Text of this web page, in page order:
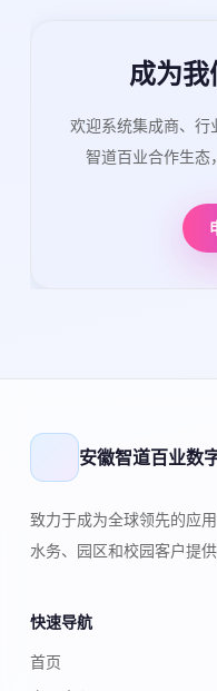
成为
欢迎系统集成商、行
智道百业合作生态
安徽智道百业数
致力于成为全球领先的应
水务、园区和校园客户提
快速导航
首页